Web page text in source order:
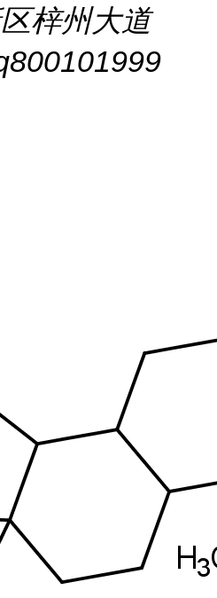
梓州大道